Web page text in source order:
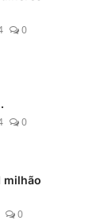
0
0
milhão
0